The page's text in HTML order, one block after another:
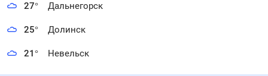
27° Дальнегорск
25° Долинск
21° Невельск